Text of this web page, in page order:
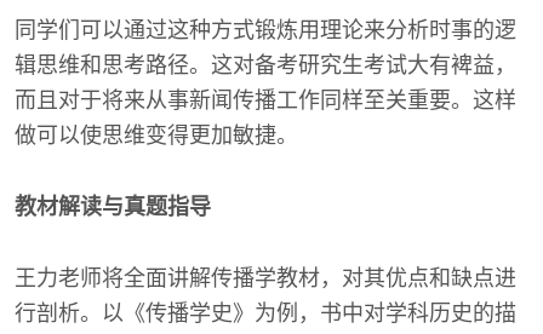
同学们可以通过这种方式锻炼用理论来分析时事的逻
辑思维和思考路径。这对备考研究生考试大有裨益，
而且对于将来从事新闻传播工作同样至关重要。这样
做可以使思维变得更加敏捷。
教材解读与真题指导
王力老师将全面讲解传播学教材，对其优点和缺点进
行剖析。以《传播学史》为例，书中对学科历史的描